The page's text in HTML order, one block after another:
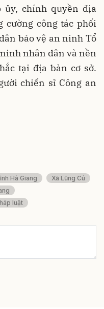
ủy, chính quyền địa
cường công tác phối
bảo vệ an ninh Tổ
nhân dân và nền
tại địa bàn cơ sở.
chiến sĩ Công an
Hà Giang
Xã Lũng Cú
luật